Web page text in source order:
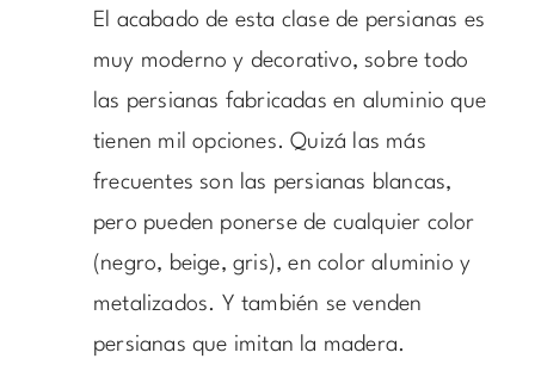
El acabado de esta clase de persianas es
muy moderno y decorativo, sobre todo
las persianas fabricadas en aluminio que
tienen mil opciones. Quizá las más
frecuentes son las persianas blancas,
pero pueden ponerse de cualquier color
(negro, beige, gris), en color aluminio y
metalizados. Y también se venden
persianas que imitan la madera.